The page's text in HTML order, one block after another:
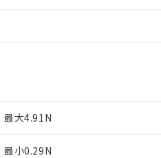
最大4.91N
最小0.29N